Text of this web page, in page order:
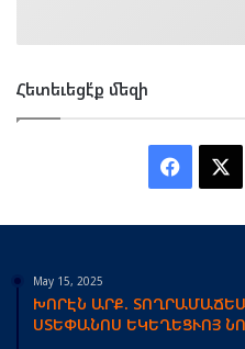
Հետեւեցէ՛ք մեզի
May 15, 2025
ԽՈՐԷՆ ԱՐՔ.
ՍՏԵՓԱՆՈՍ ԵԿԵՂԵՑՒՈՅ